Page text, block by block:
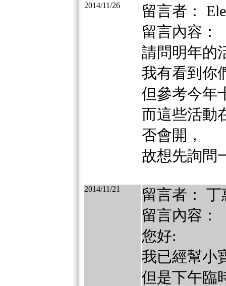
2014/11/26
留言者：
留言內容：
請問明年的
我有看到你
但參考今年
而這些活動
否會開，
故想先詢問
2014/11/21
留言者： 丁
留言內容：
您好:
我已經幫小
但是下午臨